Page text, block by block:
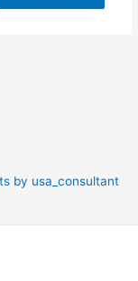
by usa_consultant